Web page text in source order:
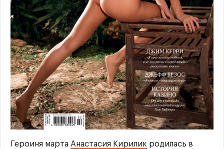
Героиня марта Анастасия Кирилик родилась в